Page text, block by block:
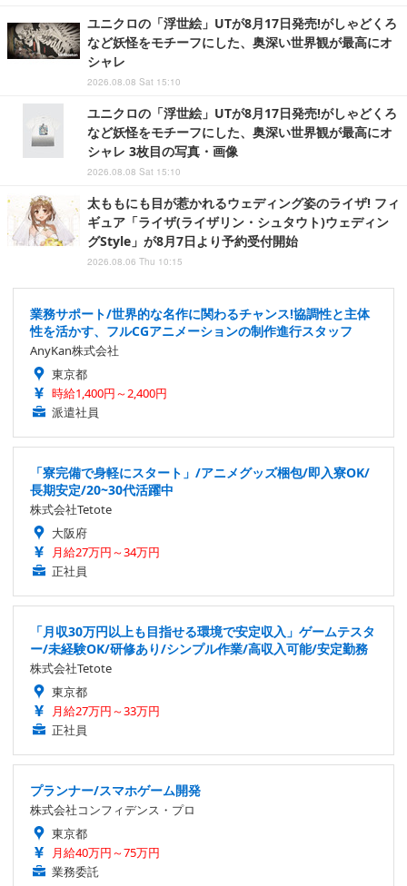
ユニクロの「浮世絵」UTが8月17日発売!がしゃどくろ
など妖怪をモチーフにした、奥深い世界観が最高にオ
シャレ
2026.08.08 Sat 15:10
ユニクロの「浮世絵」UTが8月17日発売!がしゃどくろ
など妖怪をモチーフにした、奥深い世界観が最高にオ
シャレ 3枚目の写真・画像
2026.08.08 Sat 15:10
太ももにも目が惹かれるウェディング姿のライザ! フィ
ギュア「ライザ(ライザリン・シュタウト)ウェディン
グStyle」が8月7日より予約受付開始
2026.08.06 Thu 10:15
業務サポート/世界的な名作に関わるチャンス!協調性と主体
性を活かす、フルCGアニメーションの制作進行スタッフ
AnyKan株式会社
東京都
時給1,400円～2,400円
派遣社員
「寮完備で身軽にスタート」/アニメグッズ梱包/即入寮OK/
長期安定/20~30代活躍中
株式会社Tetote
大阪府
月給27万円～34万円
正社員
「月収30万円以上も目指せる環境で安定収入」ゲームテスタ
ー/未経験OK/研修あり/シンプル作業/高収入可能/安定勤務
株式会社Tetote
東京都
月給27万円～33万円
正社員
プランナー/スマホゲーム開発
株式会社コンフィデンス・プロ
東京都
月給40万円～75万円
業務委託